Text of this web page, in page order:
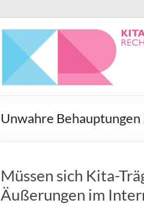
Unwahre
Müssen sich Kita-
Äußerungen im